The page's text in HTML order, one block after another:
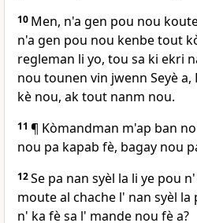
10 Men, n'a gen pou nou
n'a gen pou nou kenbe tout
regleman li yo, tou sa ki ekri
nou tounen vin jwenn Seyè
kè nou, ak tout nanm nou.
11 ¶ Kòmandman m'ap ban
nou pa kapab fè, bagay nou
12Se pa nan syèl la li ye pou
moute al chache l' nan syèl
n' ka fè sa l' mande nou fè a?